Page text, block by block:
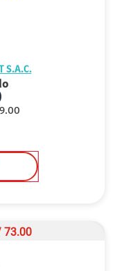
S.A.C.
73.00